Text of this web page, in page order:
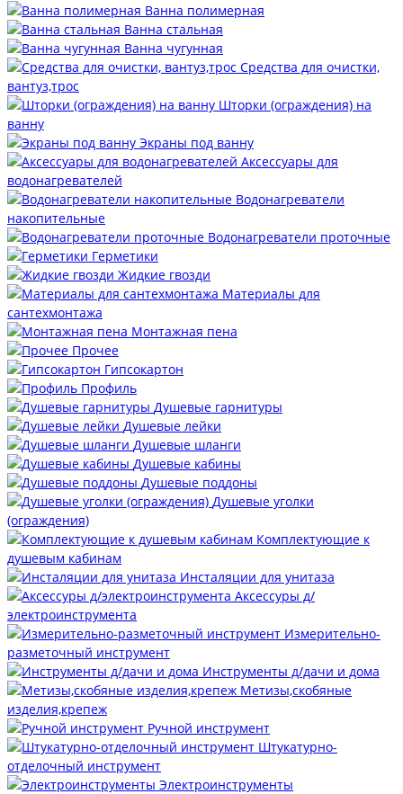
Ванна полимерная
Ванна стальная
Ванна чугунная
Средства для очистки,
вантуз,трос
Шторки (ограждения) на
ванну
Экраны под ванну
Аксессуары для
водонагревателей
Водонагреватели
накопительные
Водонагреватели проточные
Герметики
Жидкие гвозди
Материалы для
сантехмонтажа
Монтажная пена
Прочее
Гипсокартон
Профиль
Душевые гарнитуры
Душевые лейки
Душевые шланги
Душевые кабины
Душевые поддоны
Душевые уголки
(ограждения)
Комплектующие к
душевым кабинам
Инсталяции для унитаза
Аксессуры д/
электроинструмента
Измерительно-
разметочный инструмент
Инструменты д/дачи и дома
Метизы,скобяные
изделия,крепеж
Ручной инструмент
Штукатурно-
отделочный инструмент
Электроинструменты